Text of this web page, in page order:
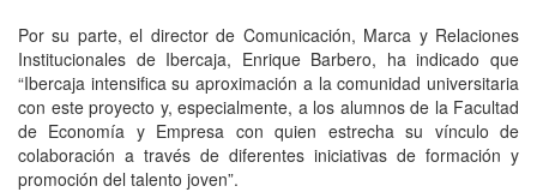
Por su parte, el director de Comunicación, Marca y Relaciones
Institucionales de Ibercaja, Enrique Barbero, ha indicado que
“Ibercaja intensifica su aproximación a la comunidad universitaria
con este proyecto y, especialmente, a los alumnos de la Facultad
de Economía y Empresa con quien estrecha su vínculo de
colaboración a través de diferentes iniciativas de formación y
promoción del talento joven”.